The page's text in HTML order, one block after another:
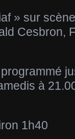
» sur
Cesbron,
à
1h40